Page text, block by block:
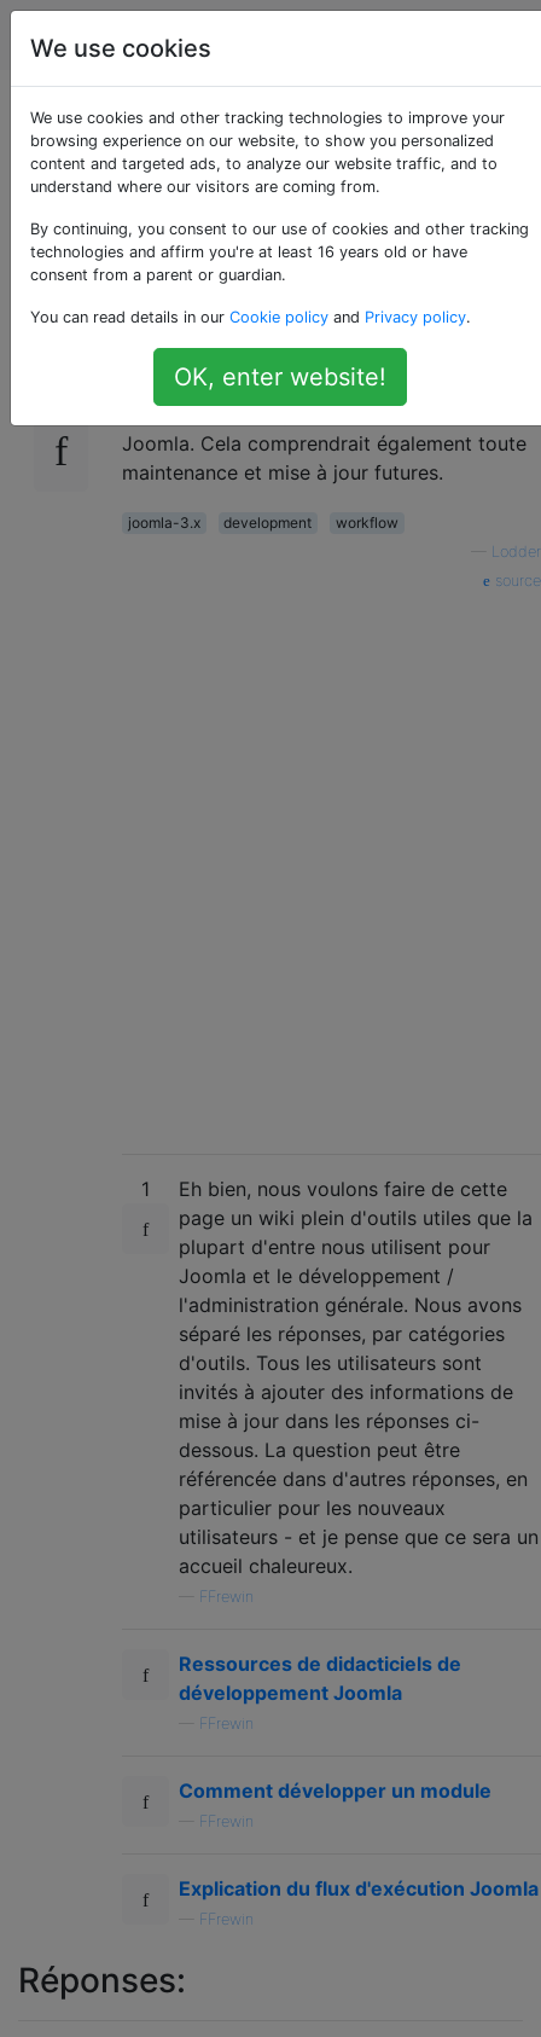
Joomla
Quels outils puis-je
utiliser pour m'aider à
développer Joomla?
26
Je suis nouveau dans le développement
Joomla et je voudrais savoir quels outils et /
ou logiciels peuvent m'aider à développer à
la fois le backend et le frontend d'un site
Joomla. Cela comprendrait également toute
maintenance et mise à jour futures.
joomla-3.x development
workflow
Lodder
source
1
Eh bien, nous voulons faire de cette
page un wiki plein d'outils utiles que la
plupart d'entre nous utilisent pour
Joomla et le développement /
l'administration générale. Nous avons
séparé les réponses, par catégories
d'outils. Tous les utilisateurs sont
invités à ajouter des informations de
mise à jour dans les réponses ci-
dessous. La question peut être
référencée dans d'autres réponses, en
particulier pour les nouveaux
utilisateurs - et je pense que ce sera un
accueil chaleureux.
FFrewin
Ressources de didacticiels de
développement Joomla
FFrewin
Comment développer un module
FFrewin
Explication du flux d'exécution Joomla
FFrewin
Réponses:
We use cookies
We use cookies and other tracking technologies to improve your
browsing experience on our website, to show you personalized
content and targeted ads, to analyze our website traffic, and to
understand where our visitors are coming from.
By continuing, you consent to our use of cookies and other tracking
technologies and affirm you're at least 16 years old or have
consent from a parent or guardian.
You can read details in our Cookie policy and Privacy policy.
OK, enter website!